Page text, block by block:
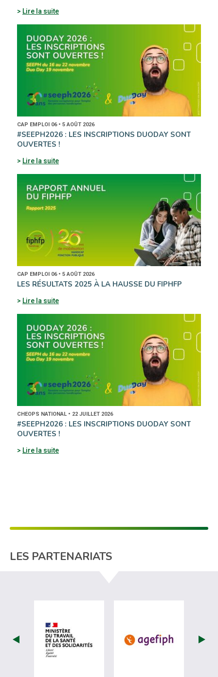
Lire la suite
CAP EMPLOI 06 • 5 AOÛT 2026
#SEEPH2026 : LES INSCRIPTIONS DUODAY SONT
OUVERTES !
Lire la suite
CAP EMPLOI 06 • 5 AOÛT 2026
LES RÉSULTATS 2025 À LA HAUSSE DU FIPHFP
Lire la suite
CHEOPS NATIONAL • 22 JUILLET 2026
#SEEPH2026 : LES INSCRIPTIONS DUODAY SONT
OUVERTES !
Lire la suite
LES PARTENARIATS
visiter les site de Ministère du travail
visiter les